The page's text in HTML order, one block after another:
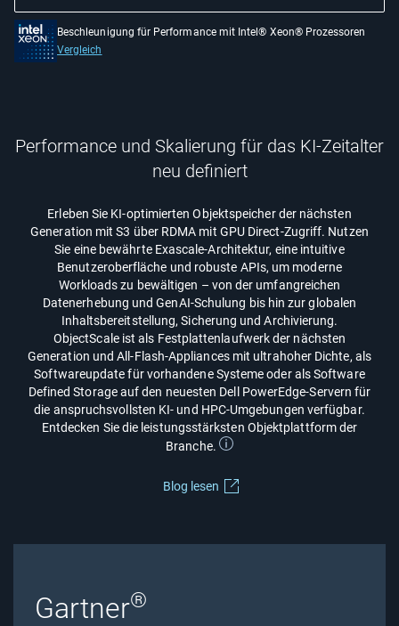
Beschleunigung für Performance mit Intel® Xeon® Prozessoren
Vergleich
Performance und Skalierung für das KI-Zeitalter
neu definiert
Erleben Sie KI-optimierten Objektspeicher der nächsten
Generation mit S3 über RDMA mit GPU Direct-Zugriff. Nutzen
Sie eine bewährte Exascale-Architektur, eine intuitive
Benutzeroberfläche und robuste APIs, um moderne
Workloads zu bewältigen – von der umfangreichen
Datenerhebung und GenAI-Schulung bis hin zur globalen
Inhaltsbereitstellung, Sicherung und Archivierung.
ObjectScale ist als Festplattenlaufwerk der nächsten
Generation und All-Flash-Appliances mit ultrahoher Dichte, als
Softwareupdate für vorhandene Systeme oder als Software
Defined Storage auf den neuesten Dell PowerEdge-Servern für
die anspruchsvollsten KI- und HPC-Umgebungen verfügbar.
Entdecken Sie die leistungsstärksten Objektplattform der
Branche.
Blog lesen
Gartner®